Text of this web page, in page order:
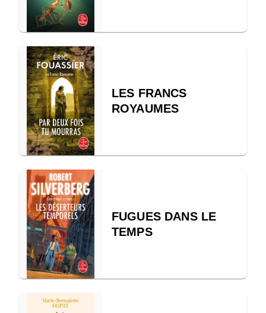
LES FRANCS
ROYAUMES
FUGUES DANS LE
TEMPS